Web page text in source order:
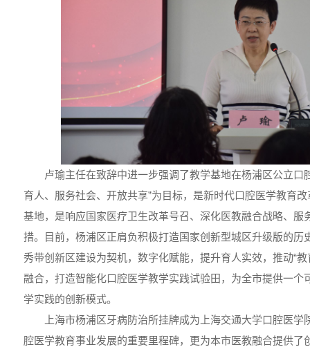
卢瑜主任在致辞中进一步强调了教学基地在杨浦区公立口
育人、服务社会、开放共享”为目标，是新时代口腔医学教育
基地，是响应国家医疗卫生改革号召、深化医教融合战略、服
措。目前，杨浦区正肩负积极打造国家创新型城区升级版的历
秀带创新区建设为契机，数字化赋能，提升育人实效，推动“
融合，打造智能化口腔医学教学实践试验田，为全市提供一个
学实践的创新模式。
上海市杨浦区牙病防治所挂牌成为上海交通大学口腔医
腔医学教育事业发展的重要里程碑，更为本市医教融合提供了